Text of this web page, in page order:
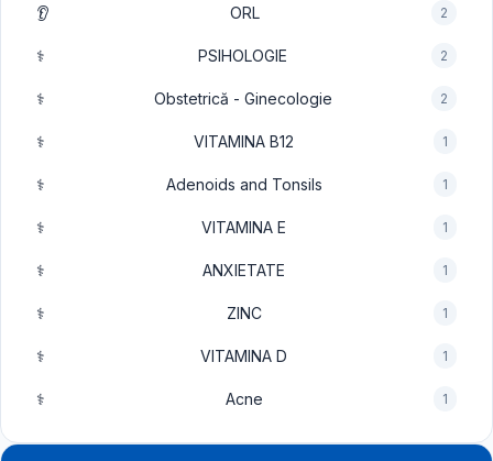
👂 ORL 2
⚕️ PSIHOLOGIE 2
⚕️ Obstetrică - Ginecologie 2
⚕️ VITAMINA B12 1
⚕️ Adenoids and Tonsils 1
⚕️ VITAMINA E 1
⚕️ ANXIETATE 1
⚕️ ZINC 1
⚕️ VITAMINA D 1
⚕️ Acne 1